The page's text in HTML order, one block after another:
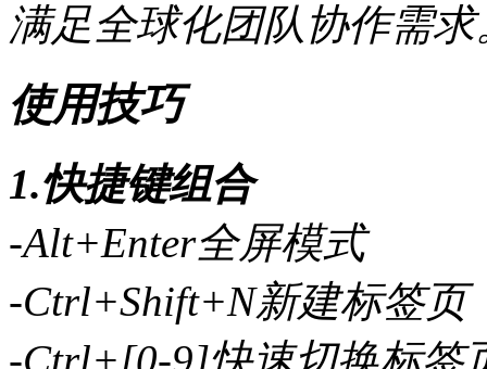
满足全球化团队协作需求
使用技巧
1.快捷键组合
-Alt+Enter全屏模式
-Ctrl+Shift+N新建标签页
-Ctrl+[0-9]快速切换标签